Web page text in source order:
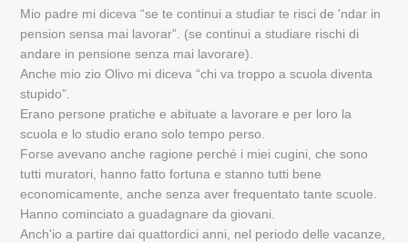
Mio padre mi diceva “se te continui a studiar te risci de 'ndar in
pension sensa mai lavorar”. (se continui a studiare rischi di
andare in pensione senza mai lavorare).
Anche mio zio Olivo mi diceva “chi va troppo a scuola diventa
stupido”.
Erano persone pratiche e abituate a lavorare e per loro la
scuola e lo studio erano solo tempo perso.
Forse avevano anche ragione perché i miei cugini, che sono
tutti muratori, hanno fatto fortuna e stanno tutti bene
economicamente, anche senza aver frequentato tante scuole.
Hanno cominciato a guadagnare da giovani.
Anch'io a partire dai quattordici anni, nel periodo delle vacanze,